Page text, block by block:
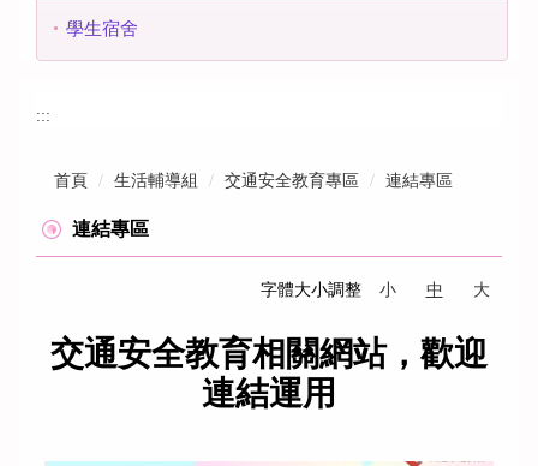
學生宿舍
:::
首頁 生活輔導組 交通安全教育專區 連結專區
連結專區
字體大小調整 小 中 大
交通安全教育相關網站，歡迎
連結運用